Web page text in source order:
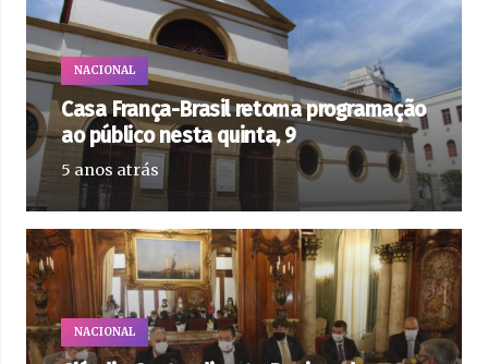
NACIONAL
Casa França-Brasil retoma programação
ao público nesta quinta, 9
5 anos atrás
NACIONAL